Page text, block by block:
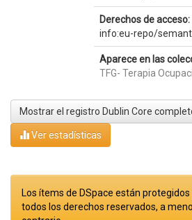
Derechos de acceso:
info:eu-repo/
Aparece en las
TFG- Terapia
Mostrar el registro Dublin Core
Ver estadísticas
Los ítems de DSpace están
todos los derechos reservados, a